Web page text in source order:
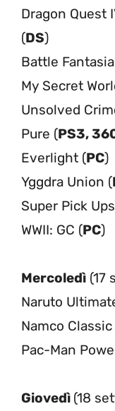
Dragon Quest
(DS)
Battle
My Secret
Unsolved
Pure (PS3,
Everlight (PC)
Yggdra Union (
Super Pick
WWII: GC (PC)
Mercoledì (17
Naruto
Namco
Pac-Man
Giovedì (18